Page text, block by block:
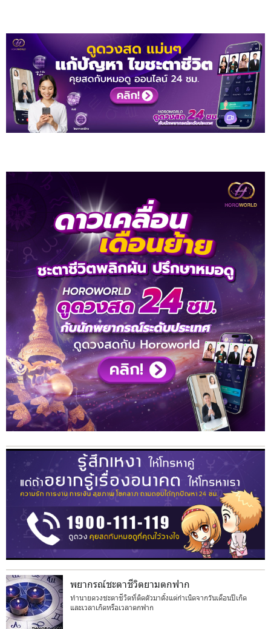
พยากรณ์ชะตาชีวิตยามตกฟาก
ทำนายดวงชะตาชีวิตที่ติดตัวมาตั้งแต่กำเนิดจากวันเดือนปีเกิด
และเวลาเกิดหรือเวลาตกฟาก